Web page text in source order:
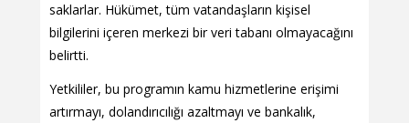
saklarlar. Hükümet, tüm vatandaşların kişisel
bilgilerini içeren merkezi bir veri tabanı olmayacağını
belirtti.
Yetkililer, bu programın kamu hizmetlerine erişimi
artırmayı, dolandırıcılığı azaltmayı ve bankalık,